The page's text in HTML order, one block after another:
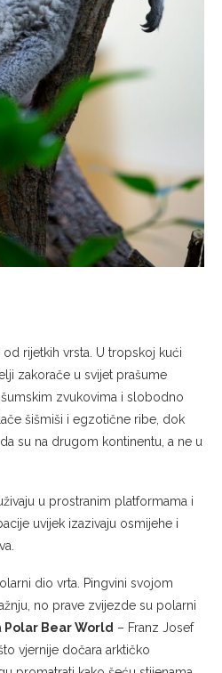
rijetkih vrsta. U tropskoj kući
zakorače u svijet prašume
zvukovima i slobodno
šišmiši i egzotične ribe, dok
su na drugom kontinentu, a ne u
u prostranim platformama i
uvijek izazivaju osmijehe i
dio vrta. Pingvini svojom
no prave zvijezde su polarni
Polar Bear World – Franz Josef
vjernije dočara arktičko